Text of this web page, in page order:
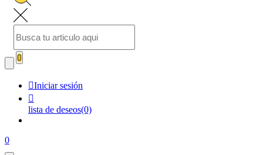

Iniciar sesión

lista de deseos(0)
0